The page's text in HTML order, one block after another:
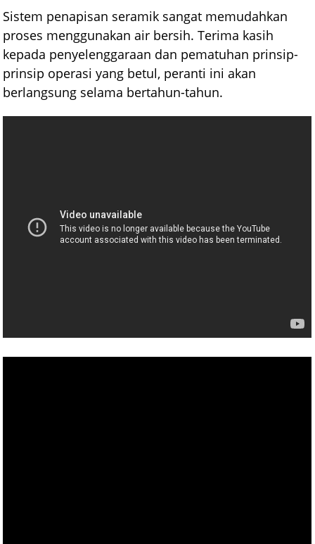
Sistem penapisan seramik sangat memudahkan
proses menggunakan air bersih. Terima kasih
kepada penyelenggaraan dan pematuhan prinsip-
prinsip operasi yang betul, peranti ini akan
berlangsung selama bertahun-tahun.